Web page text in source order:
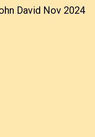
David Nov 2024